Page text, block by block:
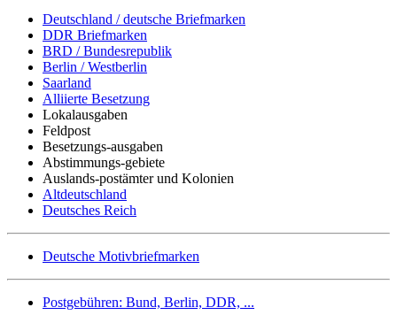
Deutschland / deutsche Briefmarken
DDR Briefmarken
BRD / Bundesrepublik
Berlin / Westberlin
Saarland
Alliierte Besetzung
Lokalausgaben
Feldpost
Besetzungs-ausgaben
Abstimmungs-gebiete
Auslands-postämter und Kolonien
Altdeutschland
Deutsches Reich
Deutsche Motivbriefmarken
Postgebühren: Bund, Berlin, DDR, ...